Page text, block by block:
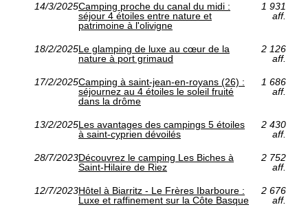
14/3/2025Camping proche du canal du midi :
séjour 4 étoiles entre nature et
patrimoine à l'olivigne
1 931
aff.
18/2/2025Le glamping de luxe au cœur de la
nature à port grimaud
2 126
aff.
17/2/2025Camping à saint-jean-en-royans (26) :
séjournez au 4 étoiles le soleil fruité
dans la drôme
1 686
aff.
13/2/2025Les avantages des campings 5 étoiles
à saint-cyprien dévoilés
2 430
aff.
28/7/2023Découvrez le camping Les Biches à
Saint-Hilaire de Riez
2 752
aff.
12/7/2023Hôtel à Biarritz - Le Frères Ibarboure :
Luxe et raffinement sur la Côte Basque
2 676
aff.